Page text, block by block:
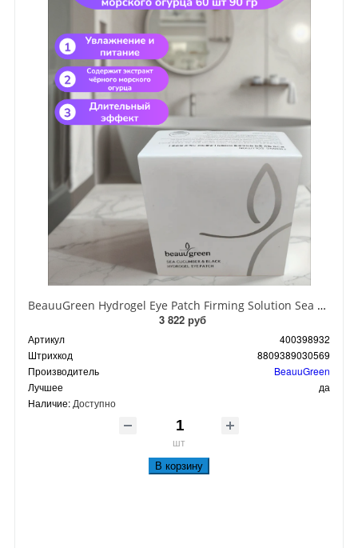
BeauuGreen Hydrogel Eye Patch Firming Solution Sea Cocumber & Black Гидрогелевые патчи для кожи вокруг глаз с экстрактом черного морского огурца 60 шт 90 гр
3 822 руб
Артикул
400398932
Штрихкод
8809389030569
Производитель
BeauuGreen
Лучшее
да
Наличие: Доступно
шт
В корзину